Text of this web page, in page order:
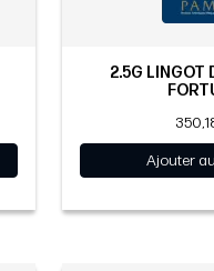
2.5G LINGOT
Ajouter